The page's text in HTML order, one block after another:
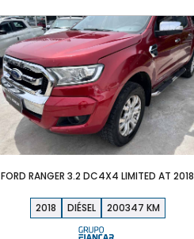
FORD RANGER 3.2 DC4X4 LIMITED AT 2018
2018 DIÉSEL 200347